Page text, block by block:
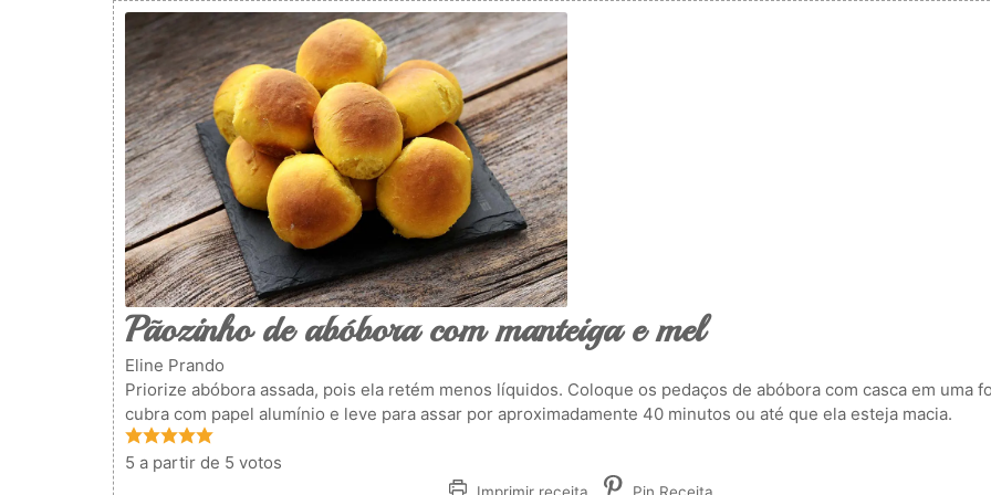
Pãozinho de abóbora com manteiga e mel
Eline Prando
Priorize abóbora assada, pois ela retém menos líquidos. Coloque os pedaços de abóbora com casca em uma
cubra com papel alumínio e leve para assar por aproximadamente 40 minutos ou até que ela esteja macia.
5 a partir de 5 votos
Imprimir receita Pin Receita